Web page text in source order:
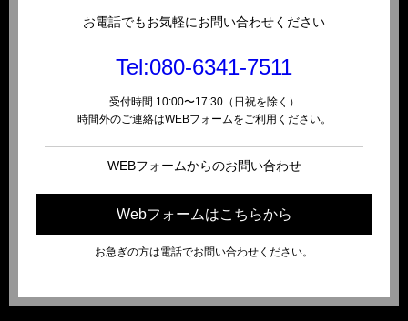
お電話でもお気軽にお問い合わせください
Tel:080-6341-7511
受付時間 10:00〜17:30（日祝を除く）
時間外のご連絡はWEBフォームをご利用ください。
WEBフォームからのお問い合わせ
Webフォームはこちらから
お急ぎの方は電話でお問い合わせください。